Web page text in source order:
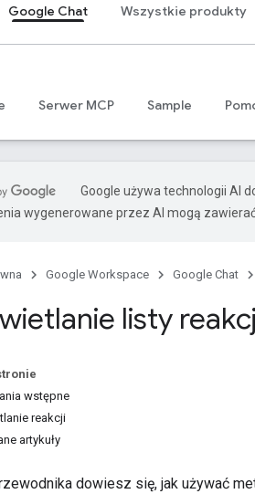
Google Chat Wszystkie produkty
Serwer MCP Sample
Google używa technologii AI
wygenerowane przez AI mogą zawierać
Google Workspace Google Chat
listy
wstępne
reakcji
artykuły
dowiesz się, jak używać